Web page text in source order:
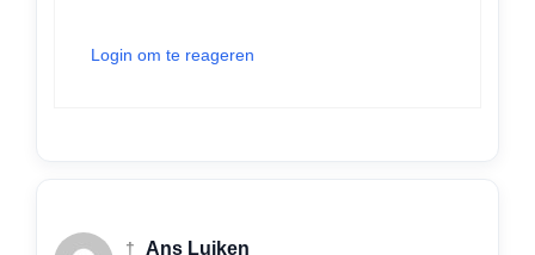
Login om te reageren
† Ans Luiken